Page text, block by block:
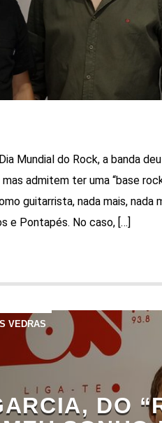
Mundial do Rock, a banda
admitem ter uma “base
guitarrista, nada mais, nada
e Pontapés. No caso, […]
VEDRAS
DO